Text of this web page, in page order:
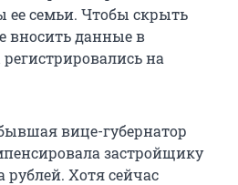
семьи. Чтобы скрыть
вносить данные в
на
вице-губернатор
застройщику
Хотя сейчас